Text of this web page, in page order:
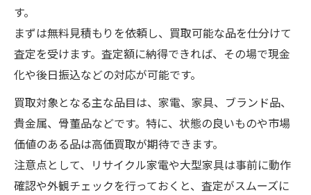
す。
まずは無料見積もりを依頼し、買取可能な品を仕分けて
査定を受けます。査定額に納得できれば、その場で現金
化や後日振込などの対応が可能です。
買取対象となる主な品目は、家電、家具、ブランド品、
貴金属、骨董品などです。特に、状態の良いものや市場
価値のある品は高価買取が期待できます。
注意点として、リサイクル家電や大型家具は事前に動作
確認や外観チェックを行っておくと、査定がスムーズに